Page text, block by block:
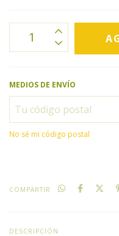
MEDIOS DE ENVÍO
No sé mi código postal
COMPARTIR
DESCRIPCIÓN